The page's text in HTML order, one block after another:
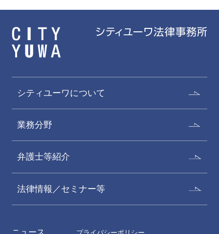
シティユーワについて
業務分野
弁護士等紹介
法律情報／セミナー等
ニュース プライバシーポリシー